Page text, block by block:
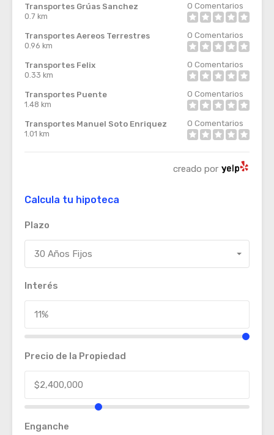
Transportes Grúas Sanchez
0.7 km
0 Comentarios
Transportes Aereos Terrestres
0.96 km
0 Comentarios
Transportes Felix
0.33 km
0 Comentarios
Transportes Puente
1.48 km
0 Comentarios
Transportes Manuel Soto Enriquez
1.01 km
0 Comentarios
creado por
Calcula tu hipoteca
Plazo
30 Años Fijos
Interés
Precio de la Propiedad
Enganche